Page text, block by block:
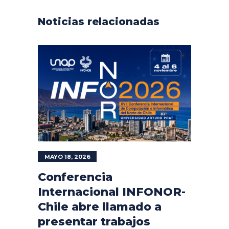
Noticias relacionadas
MAYO 18, 2026
Conferencia
Internacional INFONOR-
Chile abre llamado a
presentar trabajos